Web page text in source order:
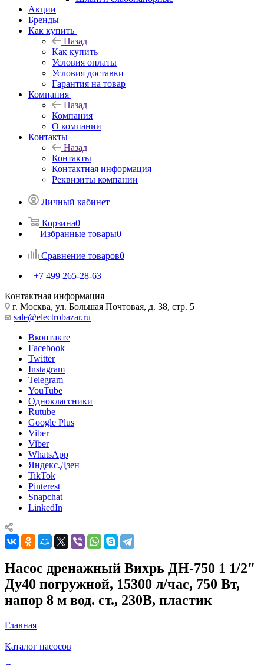
Акции
Бренды
Как купить
Назад
Как купить
Условия оплаты
Условия доставки
Гарантия на товар
Компания
Назад
Компания
О компании
Контакты
Назад
Контакты
Контактная информация
Реквизиты компании
Личный кабинет
Корзина0
Избранные товары0
Сравнение товаров0
+7 499 265-28-63
Контактная информация
г. Москва, ул. Большая Почтовая, д. 38, стр. 5
sale@electrobazar.ru
Вконтакте
Facebook
Twitter
Instagram
Telegram
YouTube
Одноклассники
Rutube
Google Plus
Viber
Viber
WhatsApp
Яндекс.Дзен
TikTok
Pinterest
Snapchat
LinkedIn
Насос дренажный Вихрь ДН-750 1 1/2″
Ду40 погружной, 15300 л/час, 750 Вт,
напор 8 м вод. ст., 230В, пластик
Главная
—
Каталог насосов
—